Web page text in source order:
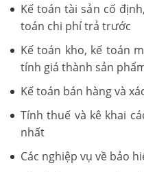
Kế toán tài sản cố
toán chi phí trả trước
Kế toán kho, kế toán
tính giá thành sản
Kế toán bán hàng và
Tính thuế và kê khai
nhất
Các nghiệp vụ về bảo